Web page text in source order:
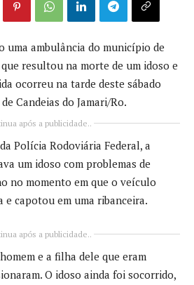
uma ambulância do município de
resultou na morte de um idoso e
ocorreu na tarde deste sábado
Candeias do Jamari/Ro.
após a publicidade..
Polícia Rodoviária Federal, a
um idoso com problemas de
no momento em que o veículo
e capotou em uma ribanceira.
após a publicidade..
e a filha dele que eram
O idoso ainda foi socorrido,